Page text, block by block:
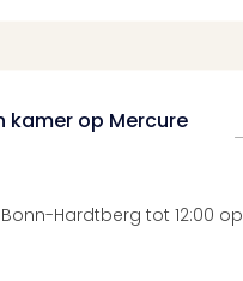
kamer op Mercure
Hardtberg tot 12:00 op